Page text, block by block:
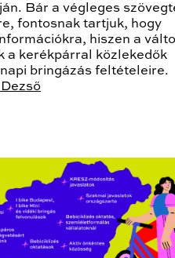
Bár a végleges
fontosnak tartjuk, hogy
hiszen a
a kerékpárral közlekedők
bringázás feltételeire.